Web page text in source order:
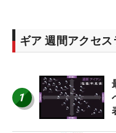
ギア 週間アクセ
1